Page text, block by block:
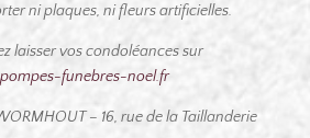
ni plaques, ni fleurs artificielles.
laisser vos condoléances sur
funebres-noel.fr
– 16, rue de la Taillanderie